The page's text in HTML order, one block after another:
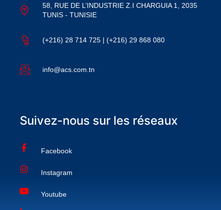
58, RUE DE L’INDUSTRIE Z.I CHARGUIA 1, 2035
TUNIS - TUNISIE
(+216) 28 714 725 | (+216) 29 868 080
info@acs.com.tn
Suivez-nous sur les réseaux
Facebook
Instagram
Youtube